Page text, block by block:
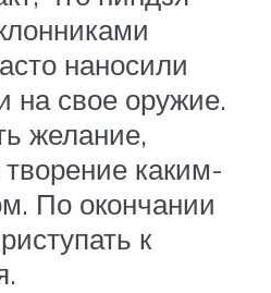
наносили
на свое оружие.
желание,
каким-
По окончании
к